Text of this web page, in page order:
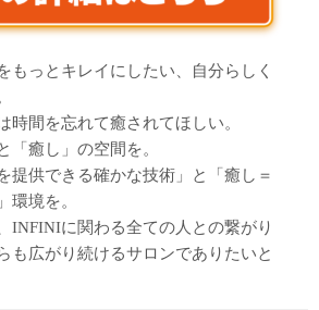
もっとキレイにしたい、自分らしく
時間を忘れて癒されてほしい。
「癒し」の空間を。
提供できる確かな技術」と「癒し＝
環境を。
INFINIに関わる全ての人との繋がり
も広がり続けるサロンでありたいと